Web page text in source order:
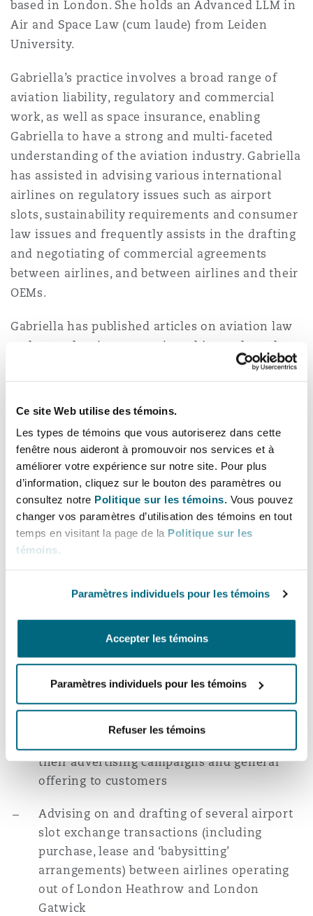
Ce site Web utilise des témoins.
Les types de témoins que vous autoriserez dans cette
fenêtre nous aideront à promouvoir nos services et à
améliorer votre expérience sur notre site. Pour plus
d’information, cliquez sur le bouton des paramètres ou
consultez notre Politique sur les témoins. Vous pouvez
changer vos paramètres d’utilisation des témoins en tout
temps en visitant la page de la Politique sur les
témoins.
Paramètres individuels pour les témoins
Accepter les témoins
Paramètres individuels pour les témoins
Refuser les témoins
Entretien, réparation et
Droit aérien commercial
Droit réglementaire
Satellites et espace
Droit maritime
Risques politiques et crédit
Responsabilité du fabricant
produits
Assurance spécialisée
Bator
Jersey
York
County
(D. C.)
The St Botolph Building
2 New Bailey
Bulletins
based in London. She holds an Advanced LLM in
Air and Space Law (cum laude) from Leiden
University.
Gabriella’s practice involves a broad range of
aviation liability, regulatory and commercial
work, as well as space insurance, enabling
Gabriella to have a strong and multi-faceted
understanding of the aviation industry. Gabriella
has assisted in advising various international
airlines on regulatory issues such as airport
slots, sustainability requirements and consumer
law issues and frequently assists in the drafting
and negotiating of commercial agreements
between airlines, and between airlines and their
OEMs.
Gabriella has published articles on aviation law
and space law in peer-reviewed journals such as
Wolters Kluwer’s Air and Space Law, presented
papers at conferences such as the International
Astronautical Congress and spoken at
co-author of the UK Chapter of the Aviation Law
Review, now known as “Lexology In-Depth:
Aviation Law – UK”
Gabriella speaks Maltese and English.
Advising an air operator in mediation
proceedings with a major OEM over the
supply of engine maintenance services and
Providing strategic advice to airlines in
relation to greenwashing, ESG regulations
their advertising campaigns and general
offering to customers
Advising on and drafting of several airport
slot exchange transactions (including
purchase, lease and ‘babysitting’
arrangements) between airlines operating
out of London Heathrow and London
Gatwick